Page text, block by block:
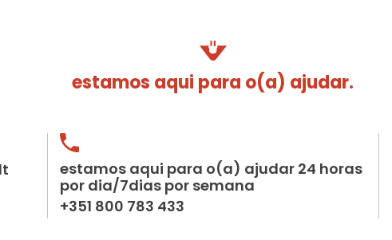
estamos aqui para o(a) ajudar.
estamos aqui para o(a) ajudar 24 horas
por dia/7dias por semana
+351 800 783 433